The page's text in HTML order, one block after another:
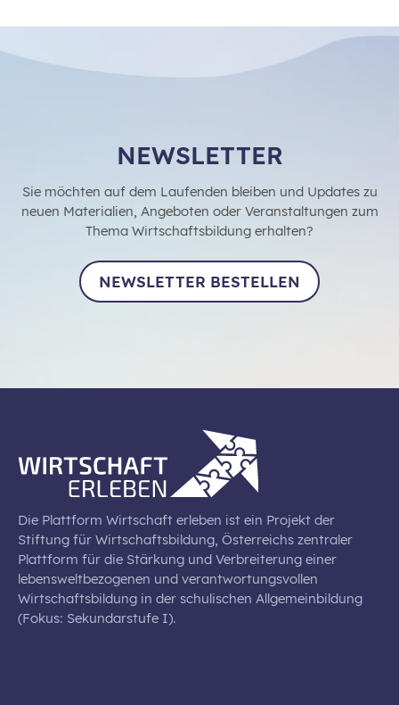
NEWSLETTER
Sie möchten auf dem Laufenden bleiben und Updates zu
neuen Materialien, Angeboten oder Veranstaltungen zum
Thema Wirtschaftsbildung erhalten?
NEWSLETTER BESTELLEN
Die Plattform Wirtschaft erleben ist ein Projekt der
Stiftung für Wirtschaftsbildung, Österreichs zentraler
Plattform für die Stärkung und Verbreiterung einer
lebensweltbezogenen und verantwortungsvollen
Wirtschaftsbildung in der schulischen Allgemeinbildung
(Fokus: Sekundarstufe I).